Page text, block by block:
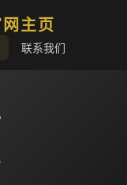
主页
联系我们